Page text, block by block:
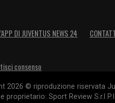
DI JUVENTUS NEWS 24
consenso
2026 © riproduzione riservata
proprietario: Sport Review S.r.l